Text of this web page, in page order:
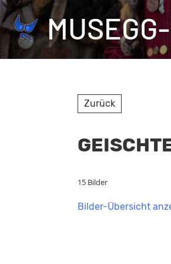
Zurück
15 Bilder
Bilder-Übersicht